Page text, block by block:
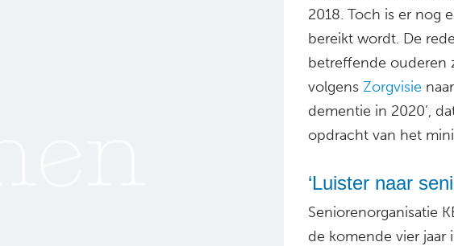
2018. Toch is er nog
bereikt wordt. De
betreffende ouderen
volgens Zorgvisie
dementie in 2020’,
opdracht van het
‘Luister naar
Seniorenorganisatie
de komende vier jaar